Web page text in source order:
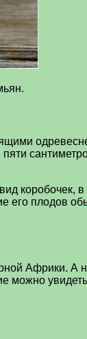
коробочек,
плодов
Африки. А
можно